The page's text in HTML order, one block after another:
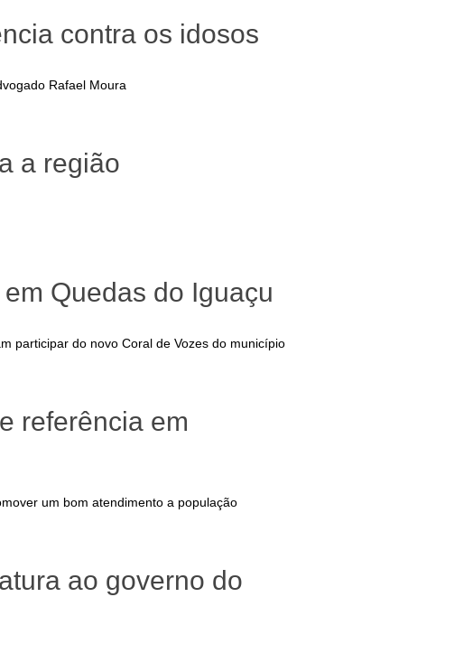
contra os idosos
Rafael Moura
a região
Quedas do Iguaçu
participar do novo Coral de Vozes do município
referência em
um bom atendimento a população
ao governo do